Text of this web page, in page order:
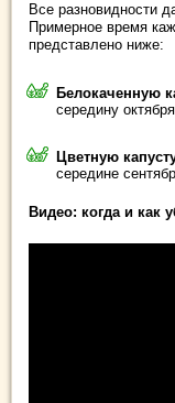
Все разновидности
Примерное время
представлено ниже:
Белокаченную
середину
Цветную
середине
Видео: когда и как